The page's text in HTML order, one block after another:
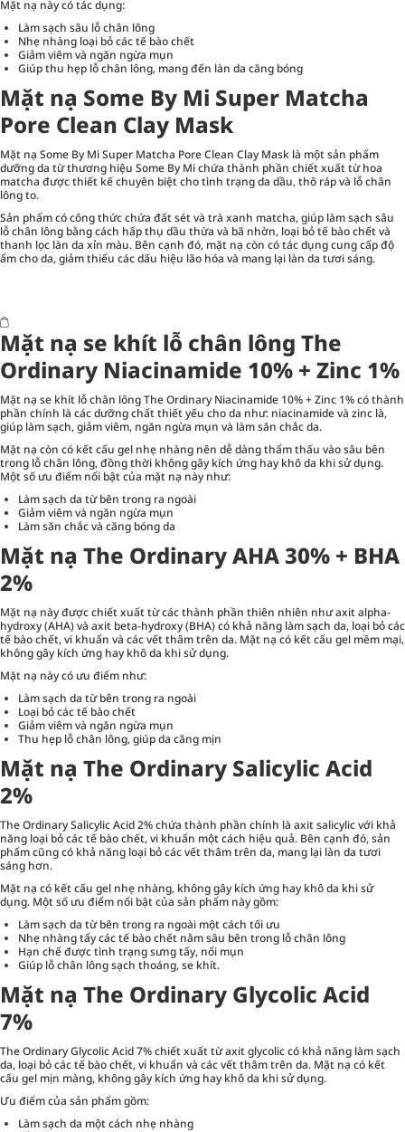
Mặt nạ này có tác dụng:
Làm sạch sâu lỗ chân lông
Nhẹ nhàng loại bỏ các tế bào chết
Giảm viêm và ngăn ngừa mụn
Giúp thu hẹp lỗ chân lông, mang đến làn da căng bóng
Mặt nạ Some By Mi Super Matcha
Pore Clean Clay Mask
Mặt nạ Some By Mi Super Matcha Pore Clean Clay Mask là một sản phẩm
dưỡng da từ thương hiệu Some By Mi chứa thành phần chiết xuất từ hoa
matcha được thiết kế chuyên biệt cho tình trạng da dầu, thô ráp và lỗ chân
lông to.
Sản phẩm có công thức chứa đất sét và trà xanh matcha, giúp làm sạch sâu
lỗ chân lông bằng cách hấp thụ dầu thừa và bã nhờn, loại bỏ tế bào chết và
thanh lọc làn da xỉn màu. Bên cạnh đó, mặt nạ còn có tác dụng cung cấp độ
ẩm cho da, giảm thiểu các dấu hiệu lão hóa và mang lại làn da tươi sáng.
Mặt nạ se khít lỗ chân lông The
Ordinary Niacinamide 10% + Zinc 1%
Mặt nạ se khít lỗ chân lông The Ordinary Niacinamide 10% + Zinc 1% có thành
phần chính là các dưỡng chất thiết yếu cho da như: niacinamide và zinc là,
giúp làm sạch, giảm viêm, ngăn ngừa mụn và làm săn chắc da.
Mặt nạ còn có kết cấu gel nhẹ nhàng nên dễ dàng thẩm thấu vào sâu bên
trong lỗ chân lông, đồng thời không gây kích ứng hay khô da khi sử dụng.
Một số ưu điểm nổi bật của mặt nạ này như:
Làm sạch da từ bên trong ra ngoài
Giảm viêm và ngăn ngừa mụn
Làm săn chắc và căng bóng da
Mặt nạ The Ordinary AHA 30% + BHA
2%
Mặt nạ này được chiết xuất từ các thành phần thiên nhiên như axit alpha-
hydroxy (AHA) và axit beta-hydroxy (BHA) có khả năng làm sạch da, loại bỏ các
tế bào chết, vi khuẩn và các vết thâm trên da. Mặt nạ có kết cấu gel mềm mại,
không gây kích ứng hay khô da khi sử dụng.
Mặt nạ này có ưu điểm như:
Làm sạch da từ bên trong ra ngoài
Loại bỏ các tế bào chết
Giảm viêm và ngăn ngừa mụn
Thu hẹp lỗ chân lông, giúp da căng mịn
Mặt nạ The Ordinary Salicylic Acid
2%
The Ordinary Salicylic Acid 2% chứa thành phần chính là axit salicylic với khả
năng loại bỏ các tế bào chết, vi khuẩn một cách hiệu quả. Bên cạnh đó, sản
phẩm cũng có khả năng loại bỏ các vết thâm trên da, mang lại làn da tươi
sáng hơn.
Mặt nạ có kết cấu gel nhẹ nhàng, không gây kích ứng hay khô da khi sử
dụng. Một số ưu điểm nổi bật của sản phẩm này gồm:
Làm sạch da từ bên trong ra ngoài một cách tối ưu
Nhẹ nhàng tẩy các tế bào chết nằm sâu bên trong lỗ chân lông
Hạn chế được tình trạng sưng tấy, nổi mụn
Giúp lỗ chân lông sạch thoáng, se khít.
Mặt nạ The Ordinary Glycolic Acid
7%
The Ordinary Glycolic Acid 7% chiết xuất từ axit glycolic có khả năng làm sạch
da, loại bỏ các tế bào chết, vi khuẩn và các vết thâm trên da. Mặt nạ có kết
cấu gel mịn màng, không gây kích ứng hay khô da khi sử dụng.
Ưu điểm của sản phẩm gồm:
Làm sạch da một cách nhẹ nhàng